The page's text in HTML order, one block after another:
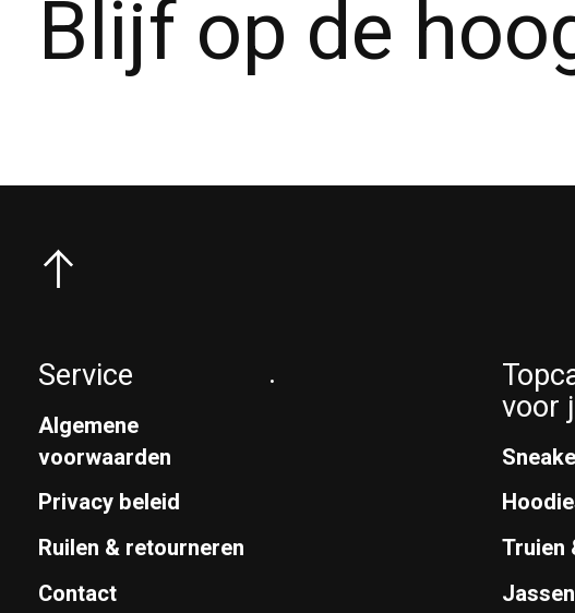
Blijf op de
Service
Algemene
voorwaarden
Privacy beleid
Ruilen & retourneren
Contact
.
voor
Truien
Jassen